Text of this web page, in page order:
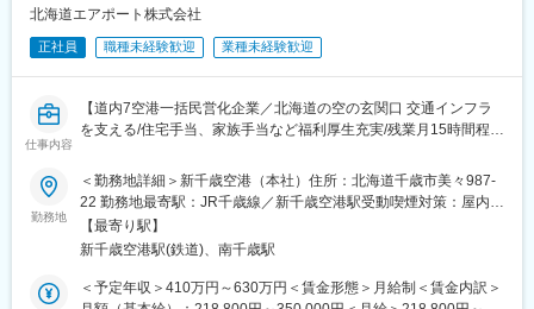
■想定されるキャリアパス
ップアップも可能
・1956年設立、士別市周辺の廃棄物処理・浄化槽管理を担うグル
ープ会社
性の高い企業です
変更の範囲：会社の定める業務
事業」に加えライフサイクルで「運ぶ」を支える「リビルト（再
生）事業」も開始いたしました。
■今後の展望：
自動車基幹部品の製造過程である、材料成型（アルミ鋳造）～加
工組立工程について、多くの製造ラインがあり、今後、新規分野
として、より高品質・高規格品である、『航空宇宙分野』への業
務拡大も目指しています。試作から量産まで広く対応できる、異
産を行っており、製品仕様も小型から大型粗材迄幅広く取り扱っ
ています。CAE解析を活用したアルミ素材成型工程から、高能率
な加工・組立ラインの広報検討までエンジニアが様々な部門で活
躍できるフィールドがございます。
変更の範囲：会社の定める業務
北海道エアポート株式会社
正社員 職種未経験歓迎 業種未経験歓迎
仕事内容
【道内7空港一括民営化企業／北海道の空の玄関口 交通インフラ
を支える/住宅手当、家族手当など福利厚生充実/残業月15時間程
道内にある7つの空港を運営する当社にて、空港のターミナルビル
や滑走路、空港保安施設などの施設運営／維持・管理／整備に取
り組んでいただきます。
上記の業務を通じて『航空機の安心・安全な離着陸』を守ること
があなたのミッションです。
勤務地
＜勤務地詳細＞新千歳空港（本社）住所：北海道千歳市美々987-
22 勤務地最寄駅：JR千歳線／新千歳空港駅受動喫煙対策：屋内全
面禁煙変更の範囲：会社の定める事業所
【最寄り駅】
新千歳空港駅(鉄道)、南千歳駅
＜予定年収＞410万円～630万円＜賃金形態＞月給制＜賃金内訳＞